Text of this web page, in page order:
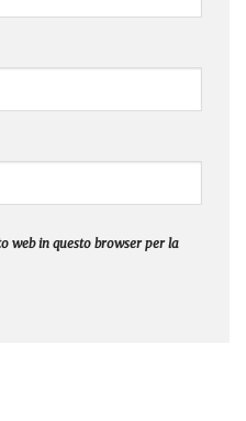
web in questo browser per la